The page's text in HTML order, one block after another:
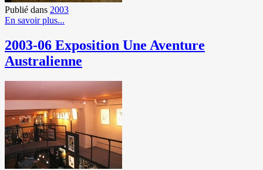
Publié dans 2003
En savoir plus...
2003-06 Exposition Une Aventure
Australienne